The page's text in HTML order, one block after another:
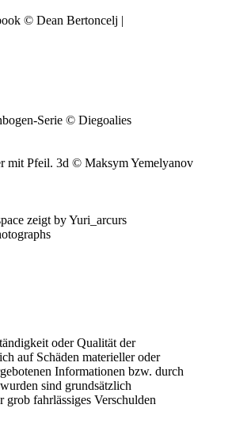
© Dean Bertoncelj |
Serie © Diegoalies
mit Pfeil. 3d © Maksym Yemelyanov
zeigt by Yuri_arcurs
oder Qualität der
auf Schäden materieller oder
Informationen bzw. durch
sind grundsätzlich
grob fahrlässiges Verschulden